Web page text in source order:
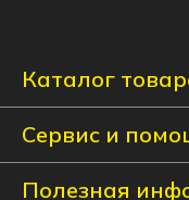
Каталог
Сервис и
Полезная